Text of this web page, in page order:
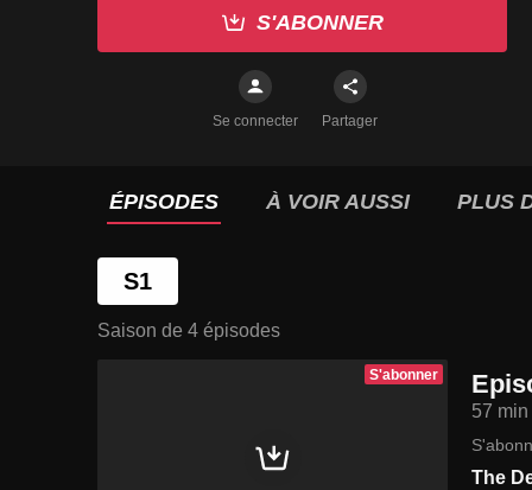
S'ABONNER
Se connecter Partager
ÉPISODES À VOIR AUSSI PLUS
S1
Saison de 4 épisodes
S'abonner
57 min
The